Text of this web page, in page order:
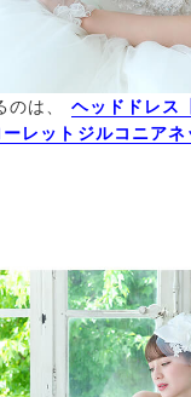
は、
ヘッドドレス
レットジルコニアネ